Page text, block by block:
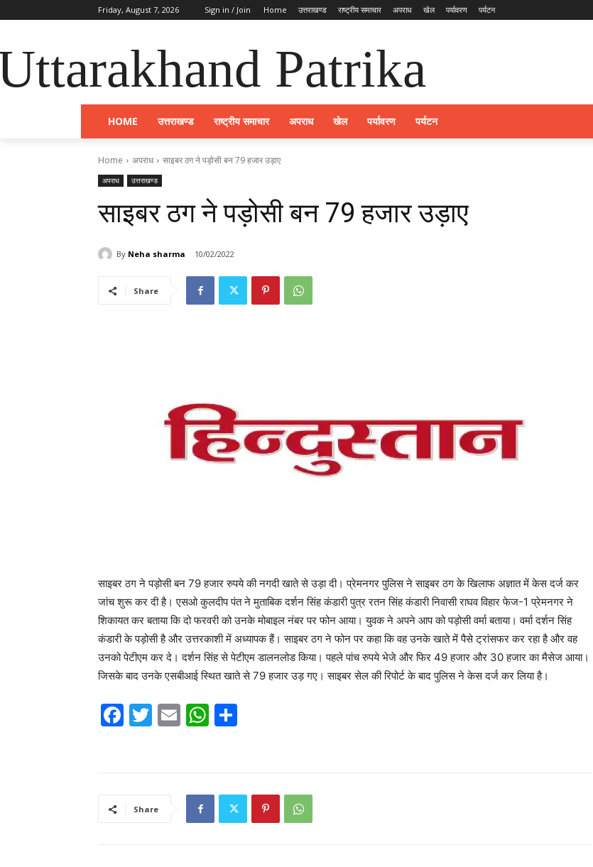
Friday, August 7, 2026 Sign in / Join Home उत्तराखण्ड राष्ट्रीय समाचार अपराध खेल पर्यावरण पर्यटन
Patrika
HOME उत्तराखण्ड राष्ट्रीय समाचार अपराध खेल पर्यावरण पर्यटन
Home अपराध साइबर ठग ने पड़ोसी बन 79 हजार उड़ाए
अपराध उत्तराखण्ड
साइबर ठग ने पड़ोसी बन 79 हजार उड़ाए
By Neha sharma 10/02/2022
Share
साइबर ठग ने पड़ोसी बन 79 हजार रुपये की नगदी खाते से उड़ा दी। प्रेमनगर पुलिस ने साइबर ठग के खिलाफ अज्ञात में केस दर्ज कर
जांच शुरू कर दी है। एसओ कुलदीप पंत ने मुताबिक दर्शन सिंह कंडारी पुत्र रतन सिंह कंडारी निवासी राघव विहार फेज-1 प्रेमनगर ने
शिकायत कर बताया कि दो फरवरी को उनके मोबाइल नंबर पर फोन आया। युवक ने अपने आप को पड़ोसी वर्मा बताया। वर्मा दर्शन सिंह
कंडारी के पड़ोसी है और उत्तरकाशी में अध्यापक हैं। साइबर ठग ने फोन पर कहा कि वह उनके खाते में पैसे ट्रांसफर कर रहा है और वह
उनको पेटीएम कर दे। दर्शन सिंह से पेटीएम डालनलोड किया। पहले पांच रुपये भेजे और फिर 49 हजार और 30 हजार का मैसेज आया।
जिसके बाद उनके एसबीआई स्थित खाते से 79 हजार उड़ गए। साइबर सेल की रिपोर्ट के बाद पुलिस ने केस दर्ज कर लिया है।
F
b
T
E
W
A
p
Share